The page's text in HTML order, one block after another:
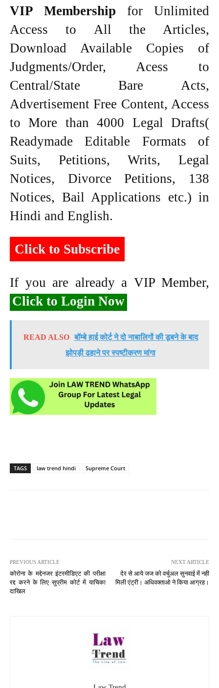
VIP Membership for Unlimited
Access to All the Articles,
Download Available Copies of
Judgments/Order, Acess to
Central/State Bare Acts,
Advertisement Free Content, Access
to More than 4000 Legal Drafts(
Readymade Editable Formats of
Suits, Petitions, Writs, Legal
Notices, Divorce Petitions, 138
Notices, Bail Applications etc.) in
Hindi and English.
Click to Subscribe
If you are already a VIP Member,
Click to Login Now
READ ALSO बॉम्बे हाई कोर्ट ने दो नाबालिगों की डूबने के बाद
झोपड़ी ढहाने पर स्पष्टीकरण मांगा
TAGS law trend hindi Supreme Court
PREVIOUS ARTICLE
कोरोना के मद्देनजर इंटरमीडिएट की परीक्षा
रद्द करने के लिए सुप्रीम कोर्ट में याचिका
दाखिल
NEXT ARTICLE
देर से आये जज को वर्चुअल सुनवाई में नही
मिली एंट्री। अधिवक्ताओ ने किया आग्रह।